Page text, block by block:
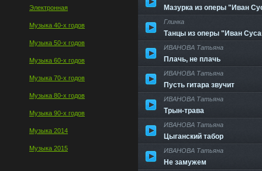
Электронная
Музыка 40-х годов
Музыка 50-х годов
Музыка 60-х годов
Музыка 70-х годов
Музыка 80-х годов
Музыка 90-х годов
Музыка 2014
Музыка 2015
Мазурка из оперы "Иван
Глинка
Танцы из оперы "Иван
ИВАНОВА Татьяна
Плачь, не плачь
ИВАНОВА Татьяна
Пусть гитара звучит
ИВАНОВА Татьяна
Трын-трава
ИВАНОВА Татьяна
Цыганский табор
ИВАНОВА Татьяна
Не замужем